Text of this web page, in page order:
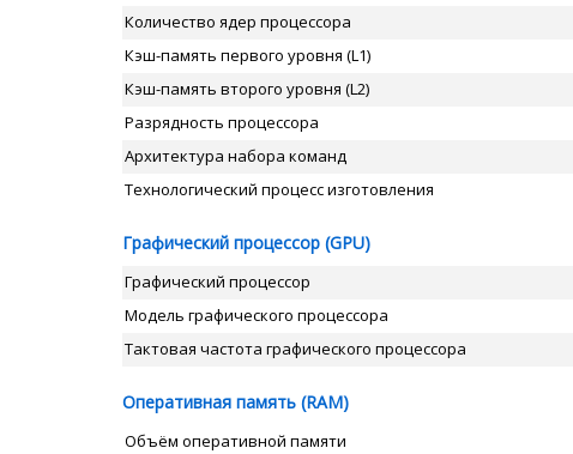
Количество ядер процессора
Кэш-память первого уровня (L1)
Кэш-память второго уровня (L2)
Разрядность процессора
Архитектура набора команд
Технологический процесс изготовления
Графический процессор (GPU)
Графический процессор
Модель графического процессора
Тактовая частота графического процессора
Оперативная память (RAM)
Объём оперативной памяти